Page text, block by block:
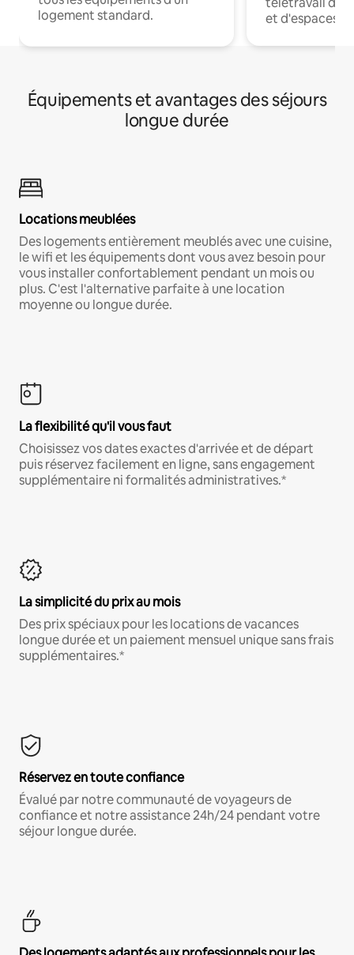
logement standard.
et d'espaces
Équipements et avantages des séjours
longue durée
Locations meublées
Des logements entièrement meublés avec une cuisine,
le wifi et les équipements dont vous avez besoin pour
vous installer confortablement pendant un mois ou
plus. C'est l'alternative parfaite à une location
moyenne ou longue durée.
La flexibilité qu'il vous faut
Choisissez vos dates exactes d'arrivée et de départ
puis réservez facilement en ligne, sans engagement
supplémentaire ni formalités administratives.*
La simplicité du prix au mois
Des prix spéciaux pour les locations de vacances
longue durée et un paiement mensuel unique sans frais
supplémentaires.*
Réservez en toute confiance
Évalué par notre communauté de voyageurs de
confiance et notre assistance 24h/24 pendant votre
séjour longue durée.